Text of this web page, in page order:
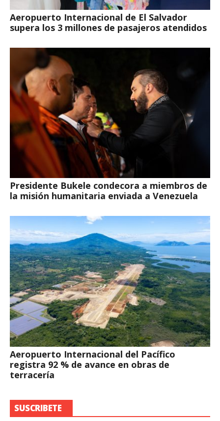
Aeropuerto Internacional de El Salvador
supera los 3 millones de pasajeros atendidos
Presidente Bukele condecora a miembros de
la misión humanitaria enviada a Venezuela
Aeropuerto Internacional del Pacífico
registra 92 % de avance en obras de
terracería
SUSCRIBETE